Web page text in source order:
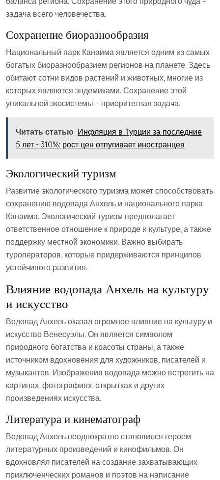
задача всего человечества.
Сохранение биоразнообразия
Национальный парк Канаима является одним из самых
богатых биоразнообразием регионов на планете. Здесь
обитают сотни видов растений и животных, многие из
которых являются эндемиками. Сохранение этой
уникальной экосистемы – приоритетная задача.
Читать статью Инфляция в Турции за последние
5 лет - 310%: рост цен отпугивает иностранцев
Экологический туризм
Развитие экологического туризма может способствовать
сохранению водопада Анхель и национального парка
Канаима. Экологический туризм предполагает
ответственное отношение к природе и культуре, а также
поддержку местной экономики. Важно выбирать
туроператоров, которые придерживаются принципов
устойчивого развития.
Влияние водопада Анхель на культуру
и искусство
Водопад Анхель оказал огромное влияние на культуру и
искусство Венесуэлы. Он является символом
природного богатства и красоты страны, а также
источником вдохновения для художников, писателей и
музыкантов. Изображения водопада можно встретить на
картинах, фотографиях, открытках и других
произведениях искусства.
Литература и кинематограф
Водопад Анхель неоднократно становился героем
литературных произведений и кинофильмов. Он
вдохновлял писателей на создание захватывающих
приключенческих романов и поэтов на написание